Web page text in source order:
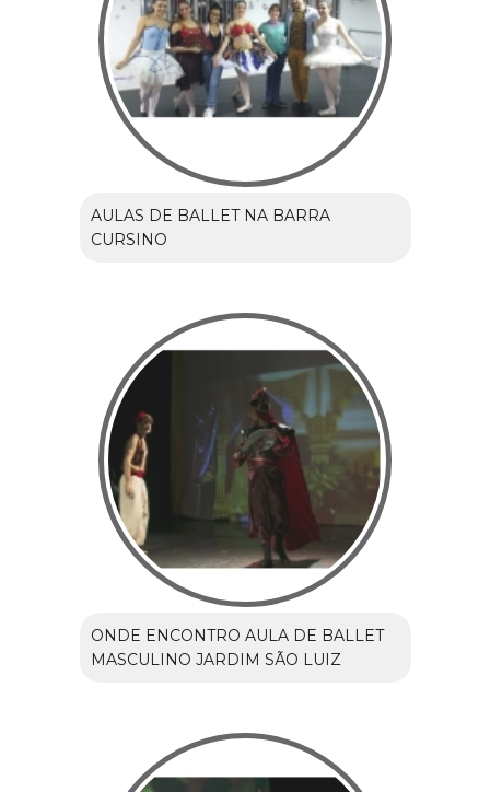
AULAS DE BALLET NA BARRA
CURSINO
ONDE ENCONTRO AULA DE BALLET
MASCULINO JARDIM SÃO LUIZ